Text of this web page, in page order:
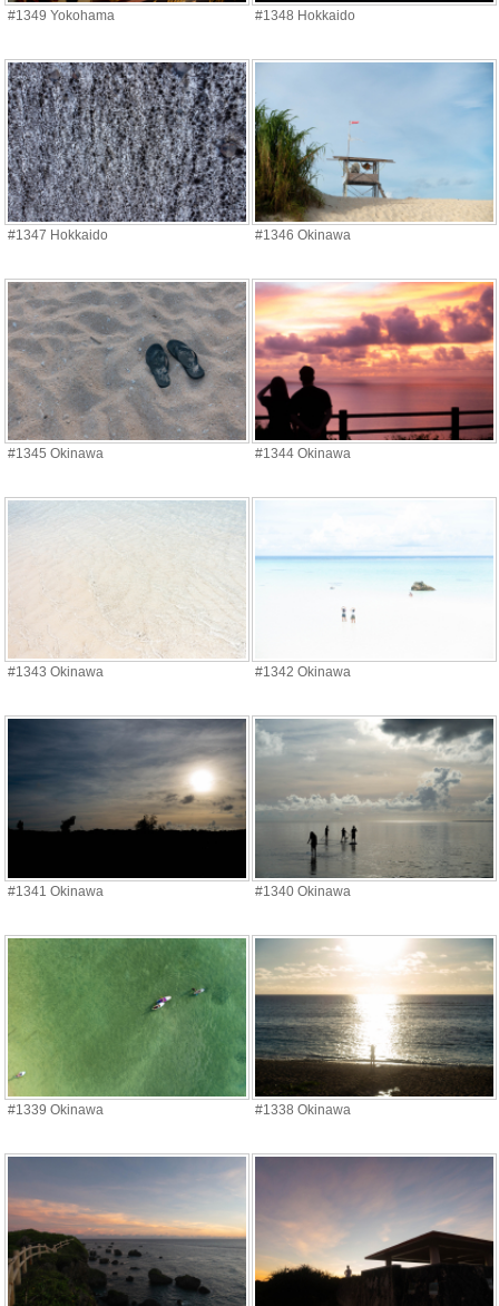
#1349 Yokohama #1348 Hokkaido
#1347 Hokkaido #1346 Okinawa
#1345 Okinawa #1344 Okinawa
#1343 Okinawa #1342 Okinawa
#1341 Okinawa #1340 Okinawa
#1339 Okinawa #1338 Okinawa